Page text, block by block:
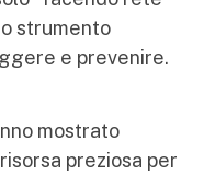
strumento
e prevenire.
mostrato
preziosa per